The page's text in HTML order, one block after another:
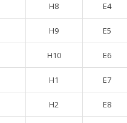
H8 E4
H9 E5
H10 E6
H1 E7
H2 E8